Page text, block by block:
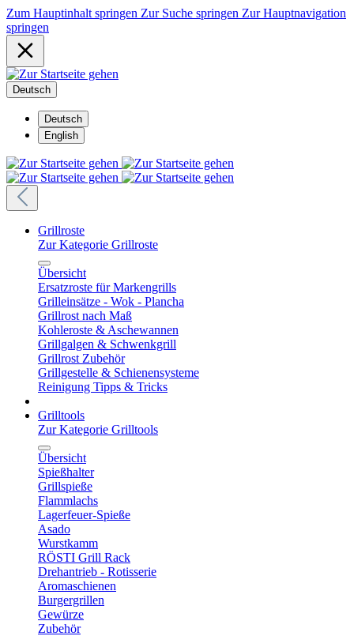
Zum Hauptinhalt springen Zur Suche springen Zur Hauptnavigation
springen
Deutsch
Deutsch
English
Grillroste
Zur Kategorie Grillroste
Übersicht
Ersatzroste für Markengrills
Grilleinsätze - Wok - Plancha
Grillrost nach Maß
Kohleroste & Aschewannen
Grillgalgen & Schwenkgrill
Grillrost Zubehör
Grillgestelle & Schienensysteme
Reinigung Tipps & Tricks
Grilltools
Zur Kategorie Grilltools
Übersicht
Spießhalter
Grillspieße
Flammlachs
Lagerfeuer-Spieße
Asado
Wurstkamm
RÖSTI Grill Rack
Drehantrieb - Rotisserie
Aromaschienen
Burgergrillen
Gewürze
Zubehör